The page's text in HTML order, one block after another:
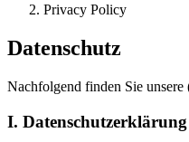
Privacy Policy
Datenschutz
Nachfolgend finden Sie
I. Datenschutzerklärung